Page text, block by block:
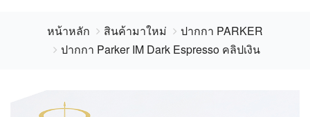
หน้าหลัก สินค้ามาใหม่
ปากกา PARKER
ปากกา Parker IM Dark Espresso คลิปเงิน